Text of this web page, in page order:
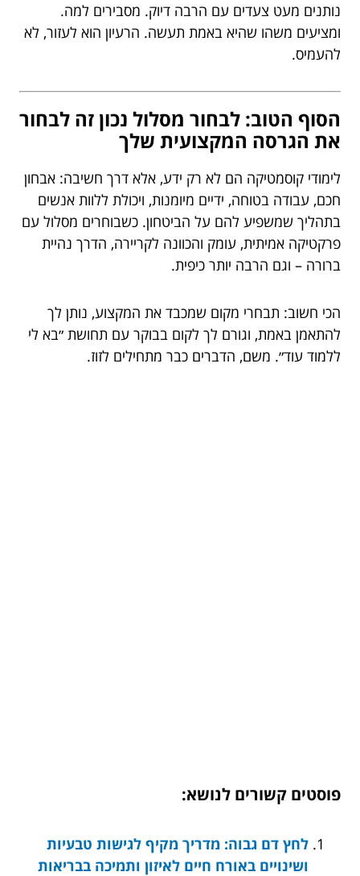
נותנים מעט צעדים עם הרבה דיוק. מסבירים למה.
ומציעים משהו שהיא באמת תעשה. הרעיון הוא לעזור, לא
להעמיס.
הסוף הטוב: לבחור מסלול נכון זה לבחור
את הגרסה המקצועית שלך
לימודי קוסמטיקה הם לא רק ידע, אלא דרך חשיבה: אבחון
חכם, עבודה בטוחה, ידיים מיומנות, ויכולת ללוות אנשים
בתהליך שמשפיע להם על הביטחון. כשבוחרים מסלול עם
פרקטיקה אמיתית, עומק והכוונה לקריירה, הדרך נהיית
ברורה – וגם הרבה יותר כיפית.
הכי חשוב: תבחרי מקום שמכבד את המקצוע, נותן לך
להתאמן באמת, וגורם לך לקום בבוקר עם תחושת ״בא לי
ללמוד עוד״. משם, הדברים כבר מתחילים לזוז.
פוסטים קשורים לנושא:
לחץ דם גבוה: מדריך מקיף לגישות טבעיות
ושינויים באורח חיים לאיזון ותמיכה בבריאות